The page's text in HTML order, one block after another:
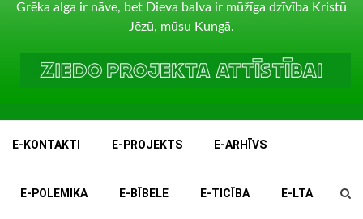
Grēka alga ir nāve, bet Dieva balva ir mūžīga dzīvība Kristū
Jēzū, mūsu Kungā.
E-KONTAKTI E-PROJEKTS E-ARHĪVS
E-POLEMIKA E-BĪBELE E-TICĪBA E-LTA